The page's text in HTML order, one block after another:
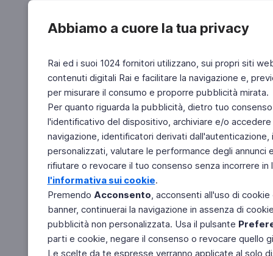
Abbiamo a cuore la tua privacy
Rai ed i suoi 1024 fornitori utilizzano, sui propri siti
contenuti digitali Rai e facilitare la navigazione e,
per misurare il consumo e proporre pubblicità mirata.
Per quanto riguarda la pubblicità, dietro tuo
l'identificativo del dispositivo, archiviare e/o
navigazione, identificatori derivati
personalizzati, valutare le performance degli
rifiutare o revocare il tuo consenso senza incorrere
l'informativa sui cookie.
Premendo Acconsento, acconsenti all'uso di
banner, continuerai la navigazione in assenza di
pubblicità non personalizzata. Usa il pulsante
parti e cookie, negare il consenso o revocare quello
Le scelte da te espresse verranno applicate al solo